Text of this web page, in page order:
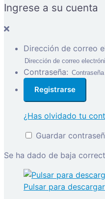
Ingrese a su cuenta
Dirección de correo
Contraseña:
¿Has olvidado tu
Guardar
Se ha dado de baja
Pulsar para descargar